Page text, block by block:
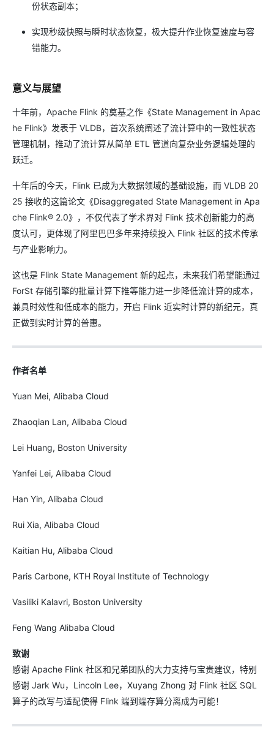
份状态副本；
实现秒级快照与瞬时状态恢复，极大提升作业恢复速度与容
错能力。
意义与展望
十年前，Apache Flink 的奠基之作《State Management in Apac
he Flink》发表于 VLDB，首次系统阐述了流计算中的一致性状态
管理机制，推动了流计算从简单 ETL 管道向复杂业务逻辑处理的
跃迁。
十年后的今天，Flink 已成为大数据领域的基础设施，而 VLDB 20
25 接收的这篇论文《Disaggregated State Management in Apa
che Flink® 2.0》，不仅代表了学术界对 Flink 技术创新能力的高
度认可，更体现了阿里巴巴多年来持续投入 Flink 社区的技术传承
与产业影响力。
这也是 Flink State Management 新的起点，未来我们希望能通过
ForSt 存储引擎的批量计算下推等能力进一步降低流计算的成本，
兼具时效性和低成本的能力，开启 Flink 近实时计算的新纪元，真
正做到实时计算的普惠。
作者名单
Yuan Mei, Alibaba Cloud
Zhaoqian Lan, Alibaba Cloud
Lei Huang, Boston University
Yanfei Lei, Alibaba Cloud
Han Yin, Alibaba Cloud
Rui Xia, Alibaba Cloud
Kaitian Hu, Alibaba Cloud
Paris Carbone, KTH Royal Institute of Technology
Vasiliki Kalavri, Boston University
Feng Wang Alibaba Cloud
致谢
感谢 Apache Flink 社区和兄弟团队的大力支持与宝贵建议，特别
感谢 Jark Wu，Lincoln Lee，Xuyang Zhong 对 Flink 社区 SQL
算子的改写与适配使得 Flink 端到端存算分离成为可能！